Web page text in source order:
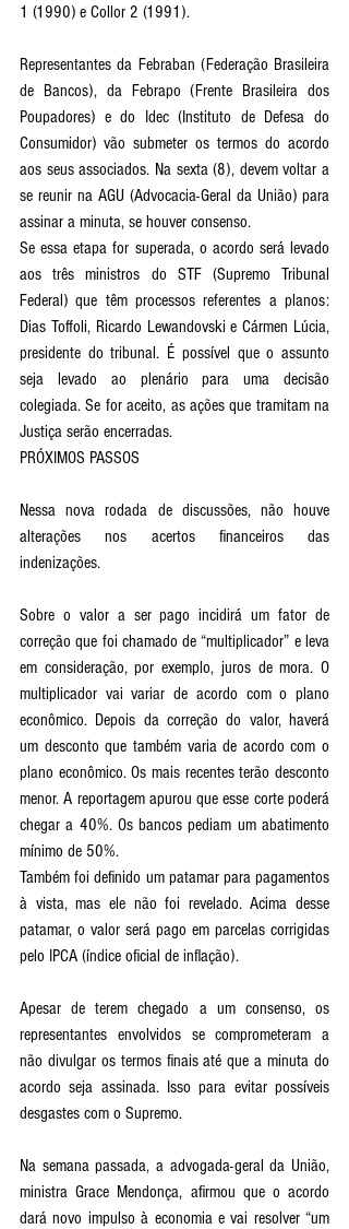
1 (1990) e Collor 2 (1991).
Representantes da Febraban (Federação Brasileira
de Bancos), da Febrapo (Frente Brasileira dos
Poupadores) e do Idec (Instituto de Defesa do
Consumidor) vão submeter os termos do acordo
aos seus associados. Na sexta (8), devem voltar a
se reunir na AGU (Advocacia-Geral da União) para
assinar a minuta, se houver consenso.
Se essa etapa for superada, o acordo será levado
aos três ministros do STF (Supremo Tribunal
Federal) que têm processos referentes a planos:
Dias Toffoli, Ricardo Lewandovski e Cármen Lúcia,
presidente do tribunal. É possível que o assunto
seja levado ao plenário para uma decisão
colegiada. Se for aceito, as ações que tramitam na
Justiça serão encerradas.
PRÓXIMOS PASSOS
Nessa nova rodada de discussões, não houve
alterações nos acertos financeiros das
indenizações.
Sobre o valor a ser pago incidirá um fator de
correção que foi chamado de “multiplicador” e leva
em consideração, por exemplo, juros de mora. O
multiplicador vai variar de acordo com o plano
econômico. Depois da correção do valor, haverá
um desconto que também varia de acordo com o
plano econômico. Os mais recentes terão desconto
menor. A reportagem apurou que esse corte poderá
chegar a 40%. Os bancos pediam um abatimento
mínimo de 50%.
Também foi definido um patamar para pagamentos
à vista, mas ele não foi revelado. Acima desse
patamar, o valor será pago em parcelas corrigidas
pelo IPCA (índice oficial de inflação).
Apesar de terem chegado a um consenso, os
representantes envolvidos se comprometeram a
não divulgar os termos finais até que a minuta do
acordo seja assinada. Isso para evitar possíveis
desgastes com o Supremo.
Na semana passada, a advogada-geral da União,
ministra Grace Mendonça, afirmou que o acordo
dará novo impulso à economia e vai resolver “um